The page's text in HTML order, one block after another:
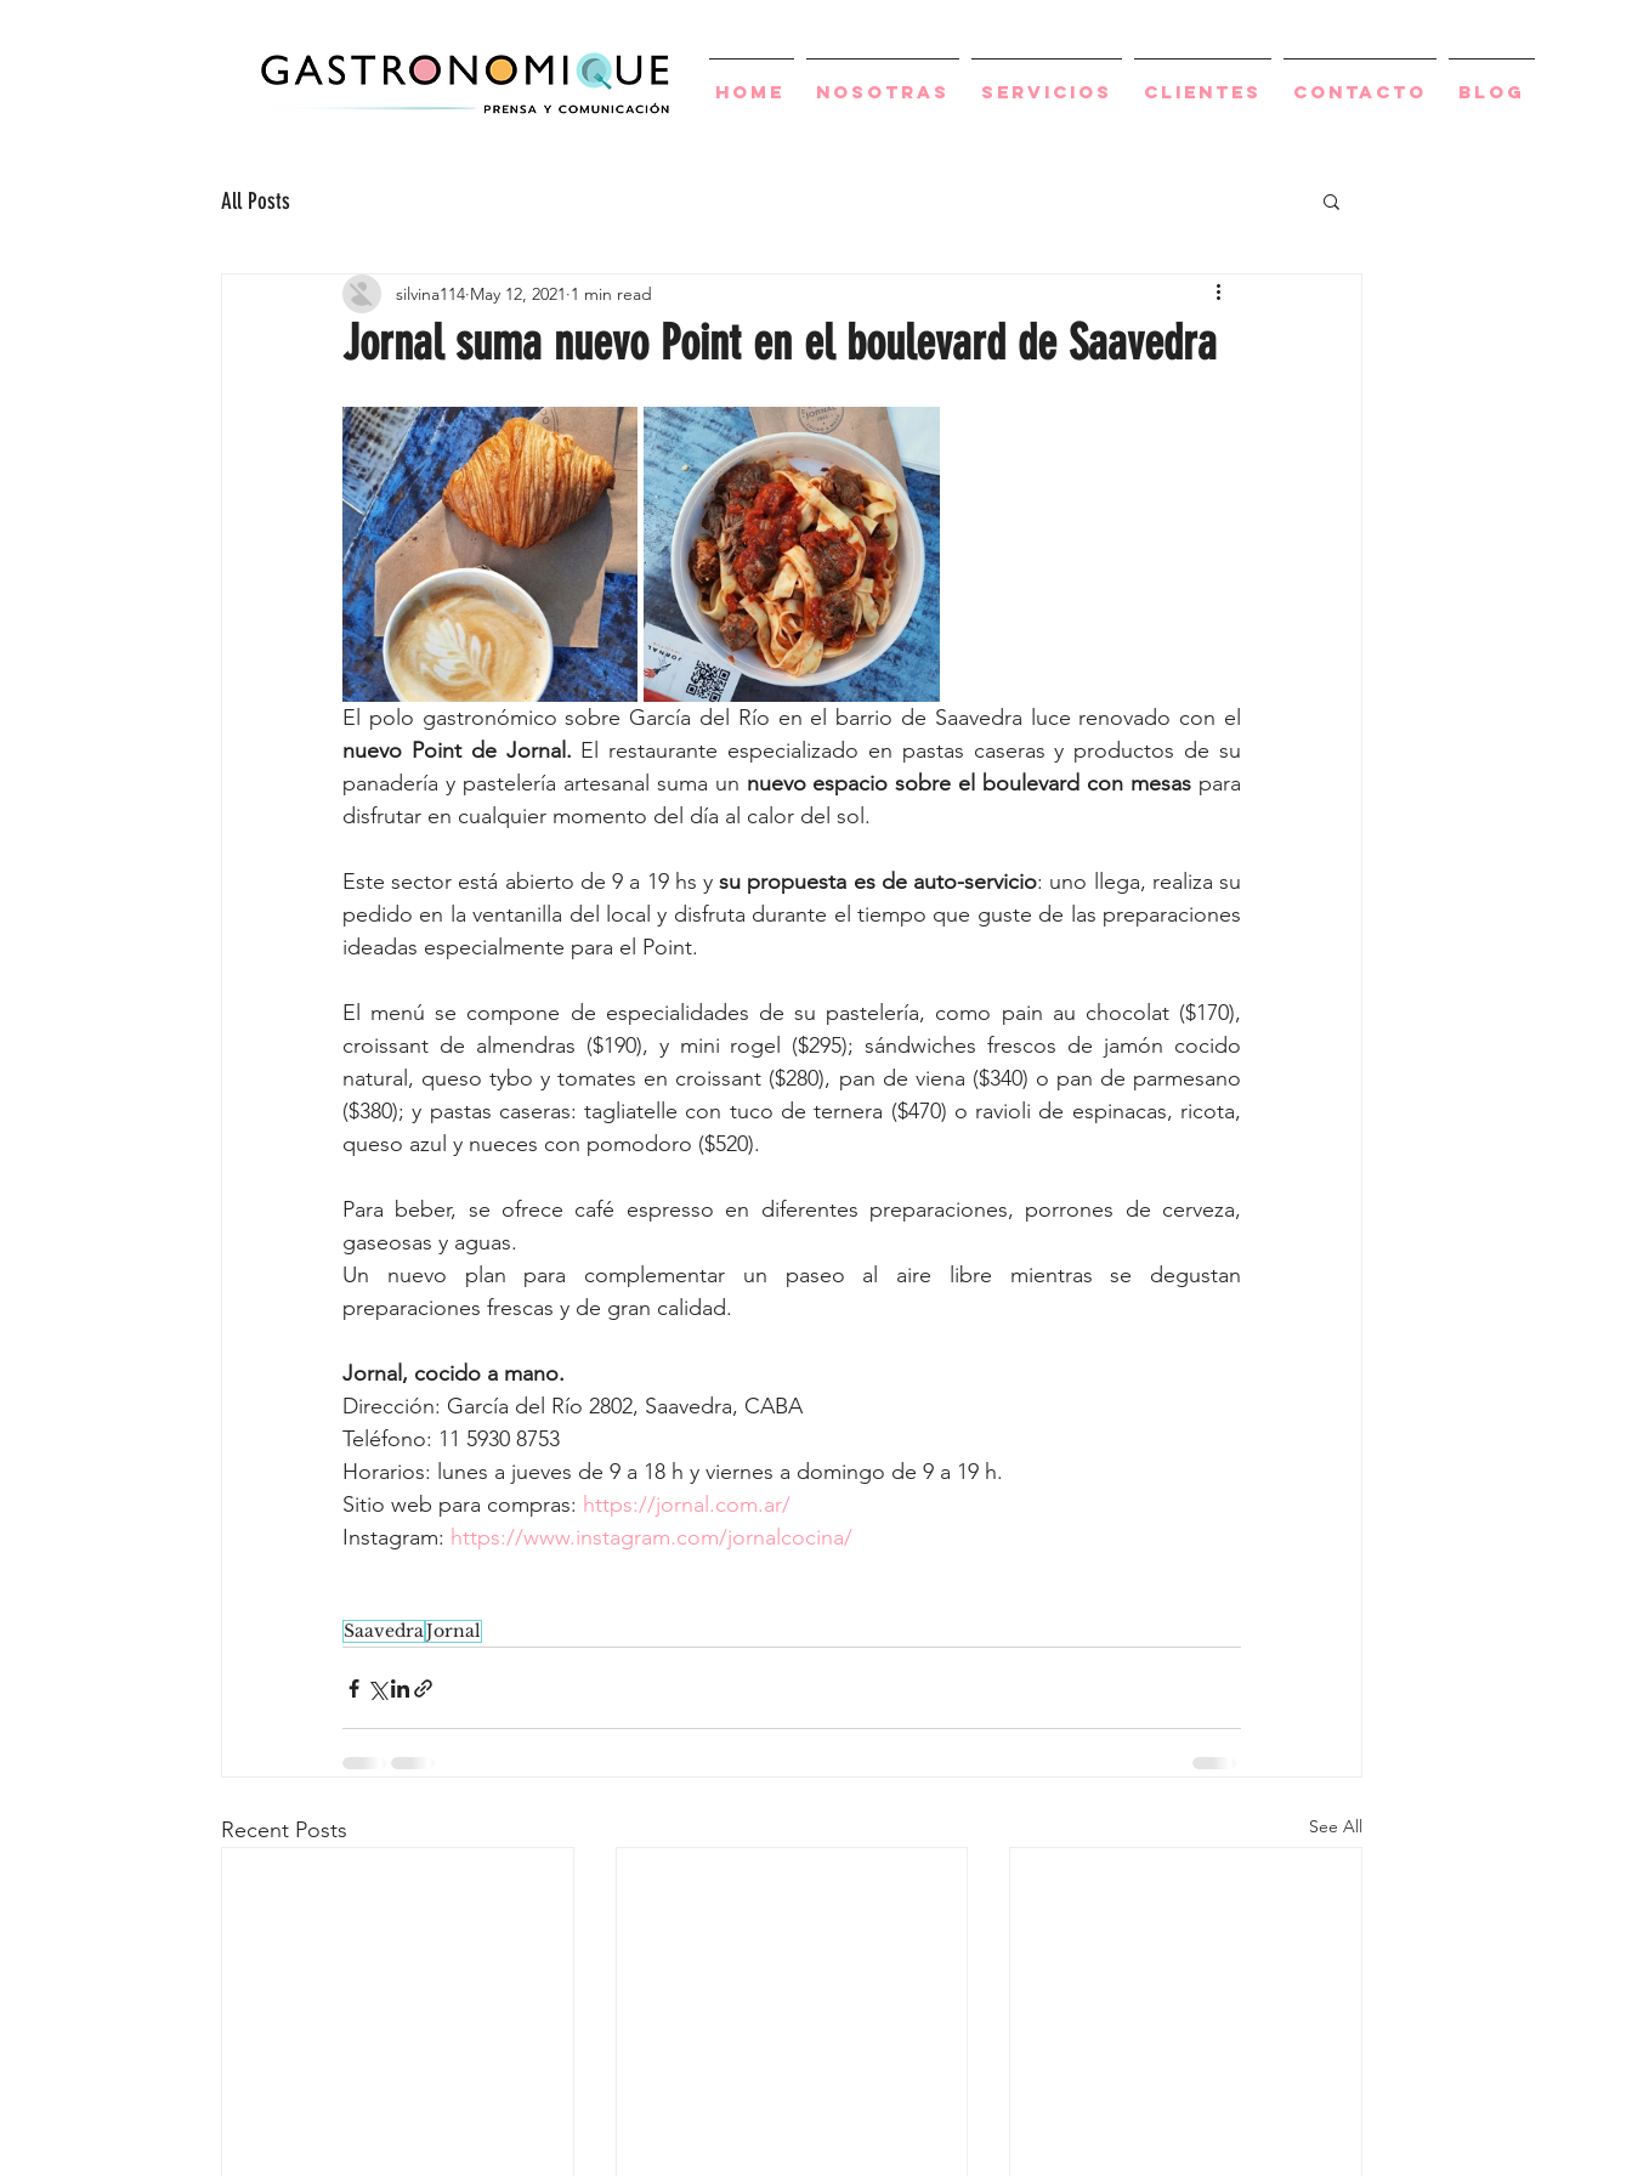
Home Nosotras Servicios Clientes Contacto BLOG
All Posts
Jornal suma nuevo Point en el boulevard de Saavedra
silvina114 May 12, 2021 1 min read
nuevo Point de Jornal. El restaurante especializado en pastas caseras y productos de su
panadería y pastelería artesanal suma un nuevo espacio sobre el boulevard con mesas para
disfrutar en cualquier momento del día al calor del sol.
Este sector está abierto de 9 a 19 hs y su propuesta es de auto-servicio: uno llega, realiza su
pedido en la ventanilla del local y disfruta durante el tiempo que guste de las preparaciones
ideadas especialmente para el Point.
El menú se compone de especialidades de su pastelería, como pain au chocolat ($170),
croissant de almendras ($190), y mini rogel ($295); sándwiches frescos de jamón cocido
natural, queso tybo y tomates en croissant ($280), pan de viena ($340) o pan de parmesano
($380); y pastas caseras: tagliatelle con tuco de ternera ($470) o ravioli de espinacas, ricota,
queso azul y nueces con pomodoro ($520).
Para beber, se ofrece café espresso en diferentes preparaciones, porrones de cerveza,
gaseosas y aguas.
Un nuevo plan para complementar un paseo al aire libre mientras se degustan
preparaciones frescas y de gran calidad.
Jornal, cocido a mano.
Dirección: García del Río 2802, Saavedra, CABA
Teléfono: 11 5930 8753
Horarios: lunes a jueves de 9 a 18 h y viernes a domingo de 9 a 19 h.
Sitio web para compras: https://jornal.com.ar/
Instagram: https://www.instagram.com/jornalcocina/
SaavedraJornal
Recent Posts See All